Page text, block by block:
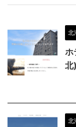
北
ホ
北)
北